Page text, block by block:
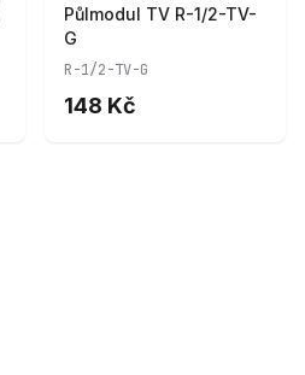
Půlmodul TV R-1/2-TV-
G
R-1/2-TV-G
148 Kč